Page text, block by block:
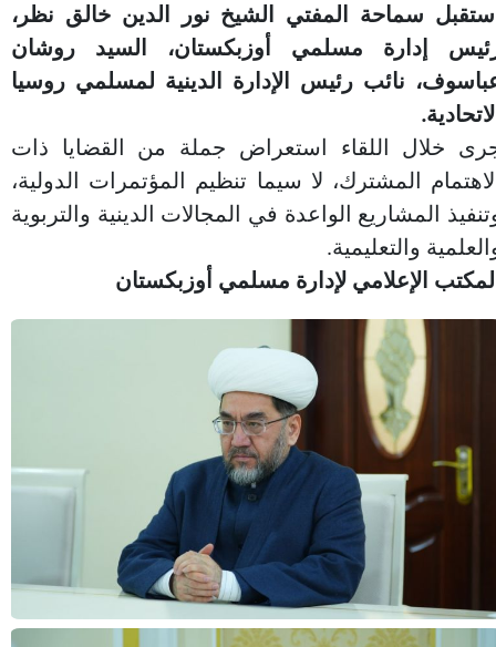
سماحة المفتي الشيخ نور الدين خالق نظر،
إدارة مسلمي أوزبكستان، السيد روشان
نائب رئيس الإدارة الدينية لمسلمي روسيا
خلال اللقاء استعراض جملة من القضايا ذات
المشترك، لا سيما تنظيم المؤتمرات الدولية،
المشاريع الواعدة في المجالات الدينية والتربوية
والتعليمية.
الإعلامي لإدارة مسلمي أوزبكستان